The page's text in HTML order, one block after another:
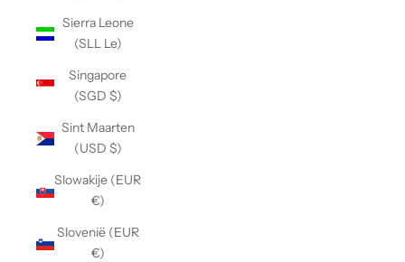
Sierra Leone
(SLL Le)
Singapore
(SGD $)
Sint Maarten
(USD $)
Slowakije (EUR
€)
Slovenië (EUR
€)